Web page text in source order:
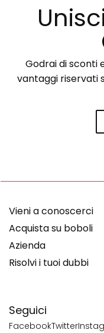
Godrai di sconti
vantaggi riservati
Seguici
FacebookTwitter
Vieni a conoscerci
Acquista su boboli
Azienda
Risolvi i tuoi dubbi